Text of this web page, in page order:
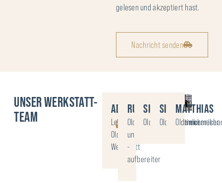
gelesen und akzeptiert hast.
Nachricht senden
UNSER WERKSTATT-
TEAM
ADRIAN
Leitung
Oldtimer-
Werkstatt
RUEDI
Oldtimermechaniker
und
-
aufbereiter
SILVIO
Oldtimermechaniker
SIMON
Oldtimermechaniker
MATTHIAS